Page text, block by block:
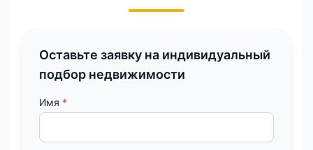
Оставьте заявку на индивидуальный
подбор недвижимости
Имя *